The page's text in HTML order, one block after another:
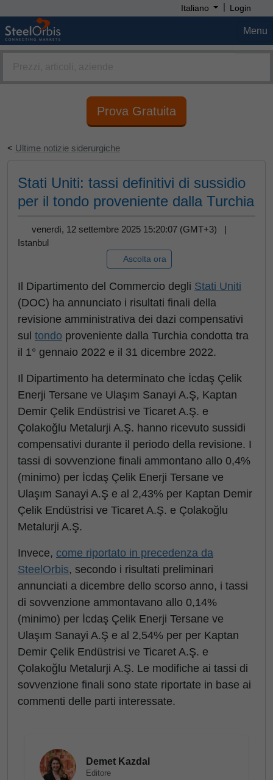
Italiano | Login
Menu
Prova Gratuita
< Ultime notizie siderurgiche
Stati Uniti: tassi definitivi di sussidio
per il tondo proveniente dalla Turchia
venerdì, 12 settembre 2025 15:20:07 (GMT+3) |
Istanbul
Ascolta ora
Il Dipartimento del Commercio degli Stati Uniti
(DOC) ha annunciato i risultati finali della
revisione amministrativa dei dazi compensativi
sul tondo proveniente dalla Turchia condotta tra
il 1° gennaio 2022 e il 31 dicembre 2022.
Il Dipartimento ha determinato che İcdaş Çelik
Enerji Tersane ve Ulaşım Sanayi A.Ş, Kaptan
Demir Çelik Endüstrisi ve Ticaret A.Ş. e
Çolakoğlu Metalurji A.Ş. hanno ricevuto sussidi
compensativi durante il periodo della revisione. I
tassi di sovvenzione finali ammontano allo 0,4%
(minimo) per İcdaş Çelik Enerji Tersane ve
Ulaşım Sanayi A.Ş e al 2,43% per Kaptan Demir
Çelik Endüstrisi ve Ticaret A.Ş. e Çolakoğlu
Metalurji A.Ş.
Invece, come riportato in precedenza da
SteelOrbis, secondo i risultati preliminari
annunciati a dicembre dello scorso anno, i tassi
di sovvenzione ammontavano allo 0,14%
(minimo) per İcdaş Çelik Enerji Tersane ve
Ulaşım Sanayi A.Ş e al 2,54% per per Kaptan
Demir Çelik Endüstrisi ve Ticaret A.Ş. e
Çolakoğlu Metalurji A.Ş. Le modifiche ai tassi di
sovvenzione finali sono state riportate in base ai
commenti delle parti interessate.
Demet Kazdal
Editore